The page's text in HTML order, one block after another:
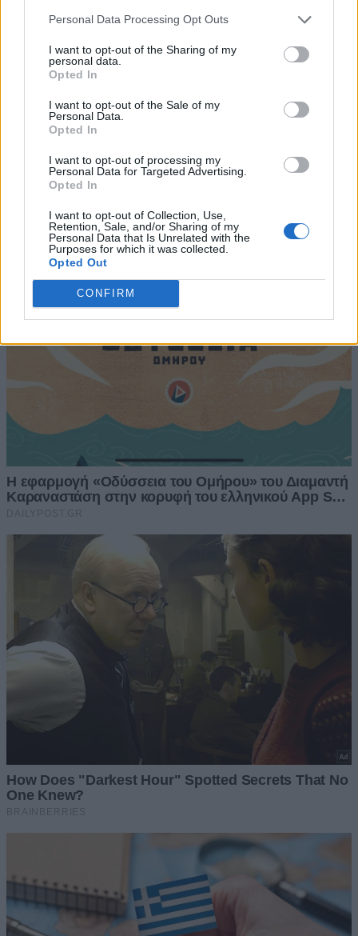
Personal Data Processing Opt Outs
I want to opt-out of the Sharing of my
personal data.
Opted In
I want to opt-out of the Sale of my
Personal Data.
Opted In
I want to opt-out of processing my
Personal Data for Targeted Advertising.
Opted In
I want to opt-out of Collection, Use,
Retention, Sale, and/or Sharing of my
Personal Data that Is Unrelated with the
Purposes for which it was collected.
Opted Out
CONFIRM